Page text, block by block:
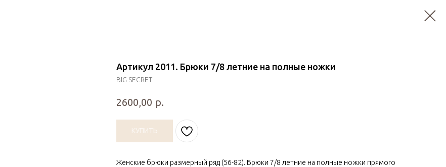
Артикул 2011. Брюки 7/8 летние на полные ножки
BIG SECRET
2600,00 р.
КУПИТЬ
Женские брюки размерный ряд (56-82). Брюки 7/8 летние на полные ножки прямого